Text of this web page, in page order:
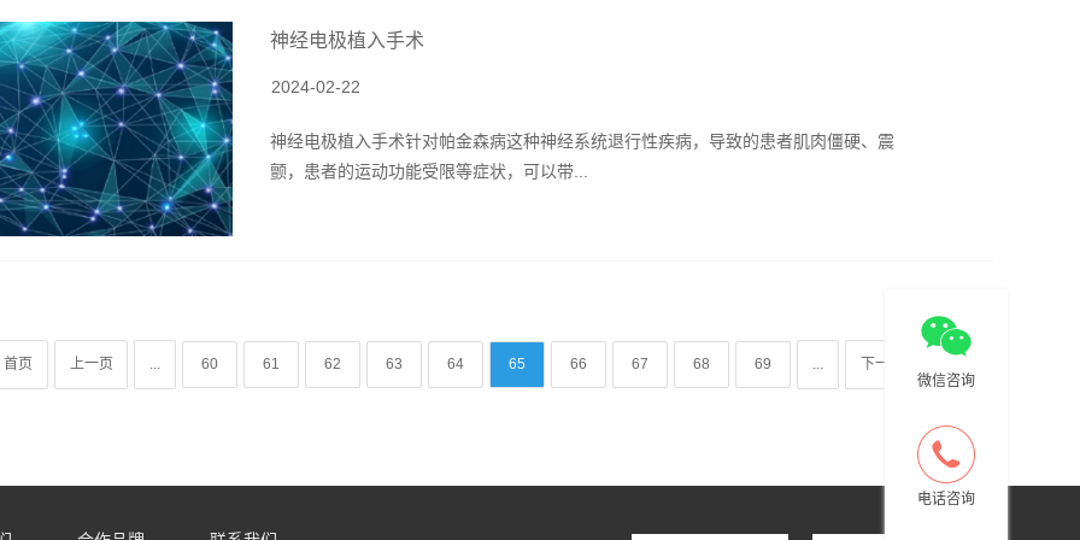
神经电极植入手术
神经电极植入手术针对帕金森病这种神经系统退行性疾病，导致的患者肌肉僵硬、震
颤，患者的运动功能受限等症状，可以带...
2024-02-22
首页 上一页 ... 60 61 62 63 64 65 66 67 68 69 ... 下一页
微信咨询
电话咨询